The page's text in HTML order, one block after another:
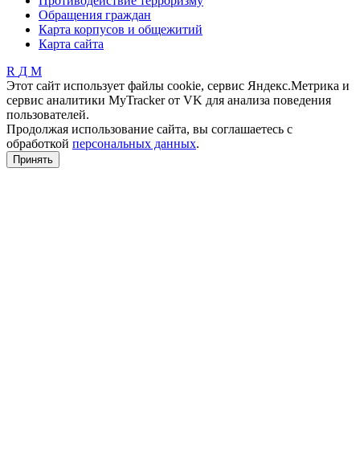
Обращения граждан
Карта корпусов и общежитий
Карта сайта
R Д М
Этот сайт использует файлы cookie, сервис Яндекс.Метрика и
сервис аналитики MyTracker от VK для анализа поведения
пользователей.
Продолжая использование сайта, вы соглашаетесь с
обработкой персональных данных.
Принять